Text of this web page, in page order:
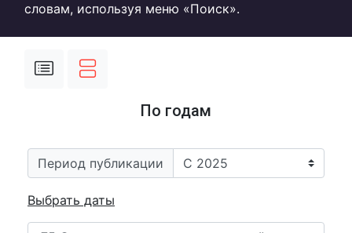
словам, используя меню «Поиск».
По годам
Период публикации
Выбрать даты